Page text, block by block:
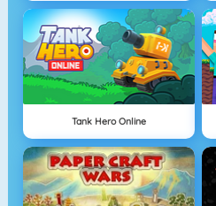
Tank Hero Online